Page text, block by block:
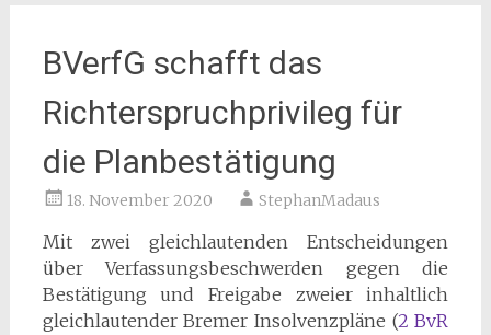
BVerfG schafft das
Richterspruchprivileg für
die Planbestätigung
18. November 2020 StephanMadaus
Mit zwei gleichlautenden Entscheidungen
über Verfassungsbeschwerden gegen die
Bestätigung und Freigabe zweier inhaltlich
gleichlautender Bremer Insolvenzpläne (2 BvR